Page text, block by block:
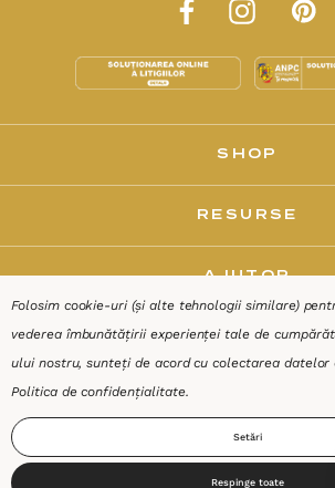
SHOP
RESURSE
AJUTOR
DESPRE
Folosim cookie-uri (și alte tehnologii similare)
vederea îmbunătățirii experienței tale de
ului nostru, sunteți de acord cu colectarea datelor
Politica de confidențialitate.
Setări
Respinge toate